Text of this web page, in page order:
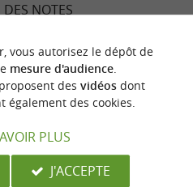
vallée : 195€ pour 2
3 personnes / 360€
et 40€ pour 2
DES NOTES
vous autorisez le dépôt de
mesure d'audience.
des vidéosdont
également des cookies.
PLUS
J'ACCEPTE